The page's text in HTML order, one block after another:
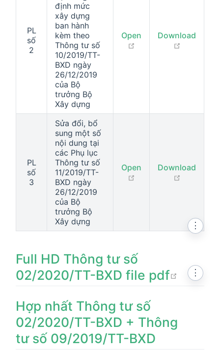
PL
số
2
định mức
xây dựng
ban hành
kèm theo
Thông tư số
10/2019/TT-
BXD ngày
26/12/2019
của Bộ
trưởng Bộ
Xây dựng
Open
open in new window
Download
PL
số
3
Sửa đổi, bổ
sung một số
nội dung tại
các Phụ lục
Thông tư số
11/2019/TT-
BXD ngày
26/12/2019
của Bộ
trưởng Bộ
Xây dựng
Open
open in new window
Download
Full HD Thông tư số
02/2020/TT-BXD file pdf
open
⋮
Hợp nhất Thông tư số
02/2020/TT-BXD + Thông
tư số 09/2019/TT-BXD
⋮